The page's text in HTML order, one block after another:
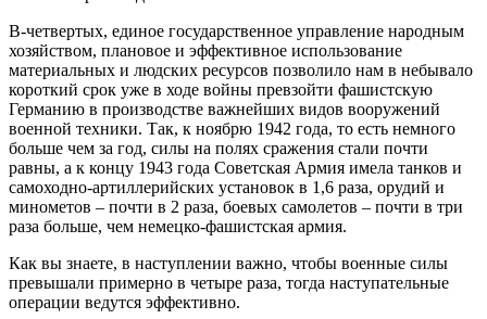
В-четвертых, единое государственное управление народным
хозяйством, плановое и эффективное использование
материальных и людских ресурсов позволило нам в небывало
короткий срок уже в ходе войны превзойти фашистскую
Германию в производстве важнейших видов вооружений
военной техники. Так, к ноябрю 1942 года, то есть немного
больше чем за год, силы на полях сражения стали почти
равны, а к концу 1943 года Советская Армия имела танков и
самоходно-артиллерийских установок в 1,6 раза, орудий и
минометов – почти в 2 раза, боевых самолетов – почти в три
раза больше, чем немецко-фашистская армия.
Как вы знаете, в наступлении важно, чтобы военные силы
превышали примерно в четыре раза, тогда наступательные
операции ведутся эффективно.